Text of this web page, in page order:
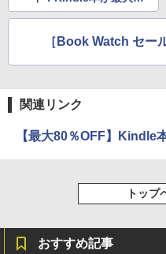
0％還元
［Book Watch セー
関連リンク
【最大80％OFF】Kindle
トップ
おすすめ記事